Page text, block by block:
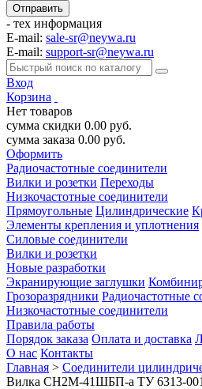
- тех информация
E-mail: sale-sr@neywa.ru
E-mail: support-sr@neywa.ru
Вход
Корзина
Нет товаров
сумма скидки 0.00 руб.
сумма заказа 0.00 руб.
Оформить
Радиочастотные соединители
Вилки и розетки Переходы
Низкочастотные соединители
Прямоугольные Цилиндрические
Элементы крепления и уплотнения
Силовые соединители
Вилки и розетки
Новые разработки
Экранирующие заглушки
Грозоразрядники Радиочастотные
Низкочастотные соединители
Правила работы
Порядок заказа Оплата и доставка
О нас Контакты
Главная > Соединители
Вилка СН2М-41ШБП-а ТУ 6313-